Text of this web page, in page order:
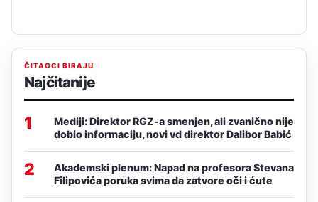
ČITAOCI BIRAJU
Najčitanije
1
Mediji: Direktor RGZ-a smenjen, ali zvanično nije
dobio informaciju, novi vd direktor Dalibor Babić
2
Akademski plenum: Napad na profesora Stevana
Filipovića poruka svima da zatvore oči i ćute